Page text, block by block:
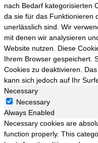
nach Bedarf kategorisierten
da sie für das Funktionieren
unerlässlich sind. Wir
mit denen wir analysieren
Website nutzen. Diese
Ihrem Browser gespeichert.
Cookies zu deaktivieren.
kann sich jedoch auf Ihr
Necessary
Necessary
Always Enabled
Necessary cookies are
function properly. This